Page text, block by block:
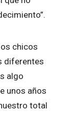
chicos
diferentes
algo
unos años
total